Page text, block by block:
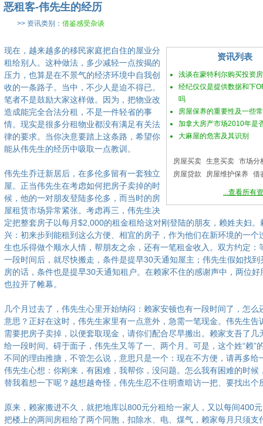
恶租客-伟先生的经历
>> 资讯类别： 借鉴感受杂谈
资讯列表
浅谈在蒙特利尔购买投资房
经纪仅仅是提供数据和下
吗
房屋保养的重要性及一些
加拿大房产市场2010年是
大麻屋的危害及其识别
房屋买卖 生意买卖 市场分
房屋贷款
房屋维护保养 借
...查看所有
现在，越来越多的移民家庭把自住的屋业分
租给别人。这种做法，多少减轻一点按揭的
压力，也算是在不景气的经济环境中自我创
收的一条路子。当中，不少人是迫不得已。
笔者不是鼓励大家这样做。因为，把物业改
造成能完全合法分租，不是一件轻省的事
情。现实是很多分租物业都没有满足有关法
律的要求。当你决意要踏上这条路，希望你
能从伟先生的经历中吸取一点教训。
伟先生乔迁新居后，在多伦多留有一套独立
屋。正当伟先生在考虑如何把房子卖掉的时
候，他的一对朋友登陆多伦多，而当时的房
屋租赁市场异常紧张。考虑再三，伟先生决
定把整套房子以每月$2,000的租金租给这对刚登陆的朋友，赖姓夫妇。
兴：初来步到能租到这么方便、相宜的房子，作为他们在新环境的一个
生也乐得做个顺水人情，帮朋友之余，还有一笔租金收入。双方约定：
一段时间后，就尽快搬走，条件是提早30天通知屋主；伟先生假如找到
房的话，条件也是提早30天通知租户。在赖家不住的感谢声中，两位好
也拉开了帷幕。
几个月过去了，伟先生心里开始纳闷：赖家安顿也有一段时间了，怎么
意思？正好在这时，伟先生家里有一点意外，急需一笔现金。伟先生告
需要把房子卖掉，以便套取现金，请你们配合尽早搬出。赖家支吾了几
给一段时间。碍于面子，伟先生又等了一、两个月。可是，这个姓“赖”
不同的理由推搪，不管怎么说，意思只是一个：现在不方便，请再多给
伟先生心想：你刚来，有困难，我帮你，没问题。怎么我有困难的时候
替我着想一下呢？越想越奇怪，伟先生忍不住明查暗访一把、要找出个
原来，赖家搬进不久，就把地库以800元分租给一家人，又以每间400
把楼上的两间房租给了两个同胞，扣除水、电、煤气，赖家每月只须支